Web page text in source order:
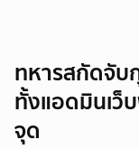
ทหารสกัดจับ
ทั้งแอดมินเว็
จุด